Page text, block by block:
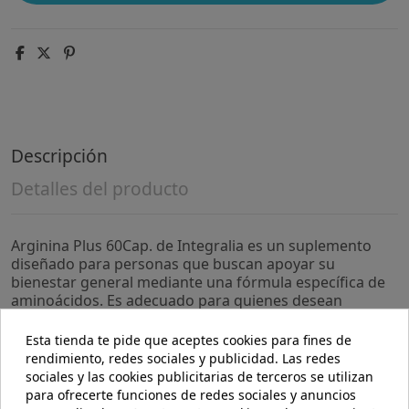
Descripción
Detalles del producto
Arginina Plus 60Cap. de Integralia es un suplemento
diseñado para personas que buscan apoyar su
bienestar general mediante una fórmula específica de
aminoácidos. Es adecuado para quienes desean
contribuyen al mantenimiento de funciones corporales
esenciales.
- Contiene L-arginina, un aminoácido que participa en
Esta tienda te pide que aceptes cookies para fines de
rendimiento, redes sociales y publicidad. Las redes
sociales y las cookies publicitarias de terceros se utilizan
para ofrecerte funciones de redes sociales y anuncios